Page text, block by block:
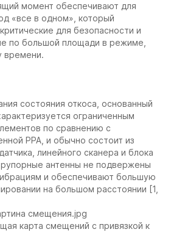
момент обеспечивают для
«все в одном», который
для безопасности и
по большой площади в режиме,
времени.
состояния откоса, основанный
ограниченным
по сравнению с
РРА, и обычно состоит из
линейного сканера и блока
антенны не подвержены
и обеспечивают большую
на большом расстоянии [1,
карта смещений с привязкой к